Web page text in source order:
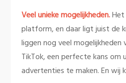
Veel unieke mogelijkheden.Het
platform, en daar ligt juist de
liggen nog veel
TikTok, een perfecte kans om
advertenties te maken. En wij